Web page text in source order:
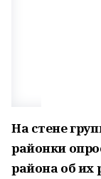
На стене
районки
района об их